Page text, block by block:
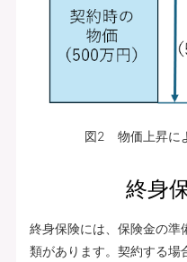
図2 物価上昇に
終身
終身保険には、保険金の準
類があります。契約する場